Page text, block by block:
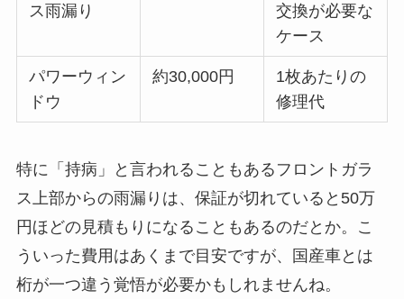
ス雨漏り
交換が必要な
ケース
パワーウィン
ドウ
約30,000円
1枚あたりの
修理代
特に「持病」と言われることもあるフロントガラ
ス上部からの雨漏りは、保証が切れていると50万
円ほどの見積もりになることもあるのだとか。こ
ういった費用はあくまで目安ですが、国産車とは
桁が一つ違う覚悟が必要かもしれませんね。